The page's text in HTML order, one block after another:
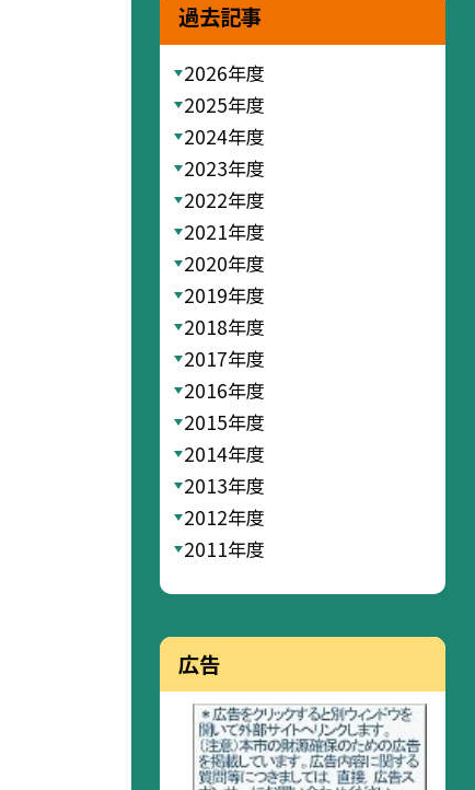
過去記事
2026年度
2025年度
2024年度
2023年度
2022年度
2021年度
2020年度
2019年度
2018年度
2017年度
2016年度
2015年度
2014年度
2013年度
2012年度
2011年度
広告